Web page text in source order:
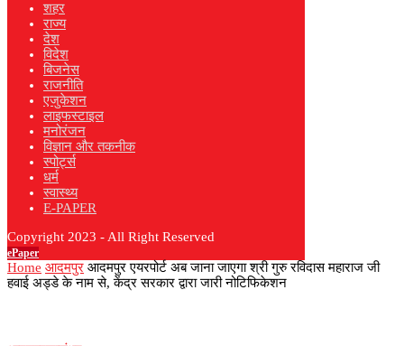
शहर
राज्य
देश
विदेश
बिजनेस
राजनीति
एजुकेशन
लाइफस्टाइल
मनोरंजन
विज्ञान और तकनीक
स्पोर्ट्स
धर्म
स्वास्थ्य
E-PAPER
Copyright 2023 - All Right Reserved
ePaper
Home आदमपुर आदमपुर एयरपोर्ट अब जाना जाएगा श्री गुरु रविदास महाराज जी
हवाई अड्डे के नाम से, केंद्र सरकार द्वारा जारी नोटिफिकेशन